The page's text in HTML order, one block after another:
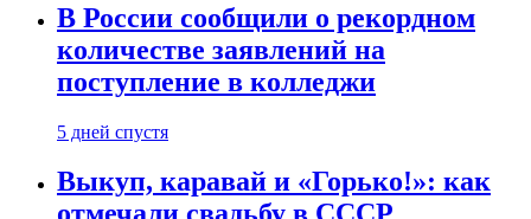
В России сообщили о рекордном
количестве заявлений на
поступление в колледжи
5 дней спустя
Выкуп, каравай и «Горько!»: как